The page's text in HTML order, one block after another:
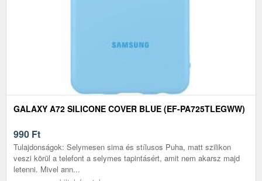
GALAXY A72 SILICONE COVER BLUE (EF-PA725TLEGWW)
990 Ft
Tulajdonságok: Selymesen sima és stílusos Puha, matt szilikon
veszi körül a telefont a selymes tapintásért, amit nem akarsz majd
letenni. Mivel ann...